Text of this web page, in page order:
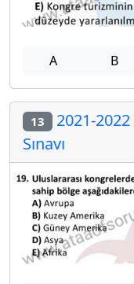
A B
13 2021-
Sınavı